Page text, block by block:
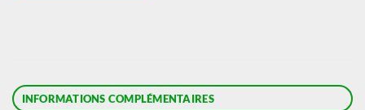
INFORMATIONS COMPLÉMENTAIRES